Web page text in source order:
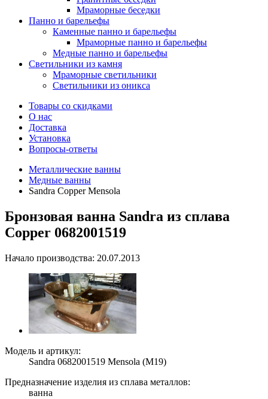
Мраморные беседки
Панно и барельефы
Каменные панно и барельефы
Мраморные панно и барельефы
Медные панно и барельефы
Светильники из камня
Мраморные светильники
Светильники из оникса
Товары со скидками
О нас
Доставка
Установка
Вопросы-ответы
Металлические ванны
Медные ванны
Sandra Copper Mensola
Бронзовая ванна Sandra из сплава
Copper 0682001519
Начало производства: 20.07.2013
Модель и артикул:
Sandra 0682001519 Mensola (M19)
Предназначение изделия из сплава металлов:
ванна